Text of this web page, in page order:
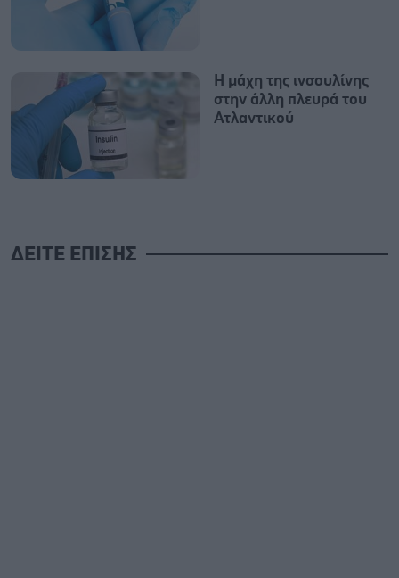
Η μάχη της ινσουλίνης
στην άλλη πλευρά του
Ατλαντικού
ΔΕΙΤΕ ΕΠΙΣΗΣ